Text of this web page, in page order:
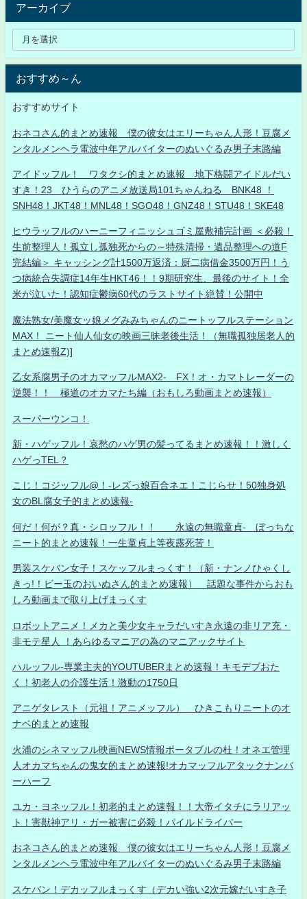
アーカイブ
おすすめ～ん
おすすめサイト
おネコさん的まとめ速報 僕の彼女はエリーちゃん人形！豆腐メ
ンタルメンヘラ電波中年アルバイターのぬいぐるみ男子末路編
アイドッフル！ ワタクシ的まとめ速報 地下格闘アイドルだい
すき！23 ひうらのアニメ放送局101ちゃんねる BNK48 ！
SNH48！JKT48！MNL48！SGO48！GNZ48！STU48！SKE48
ヒウラッフルのハーニーフィニッシュゴミ屋敷補完計画 ＜必殺！
生前整理人！孤立し孤独死からの～特殊清掃・遺品整理への道F
完結編＞ キャッシング計1500万返済：厨二病借金3500万円！う
つ病統合失調症14年生HKT46！！9期研究生、最後のサイト！全
米が泣いた！認知症鬱病60代のラストサイト絶賛！公開中
魔法熟女/美魔女ッ娘メグみみちゃんのニートッフルステーション
MAX！ ニート仙人仙女の映画三昧老後生活！（無職孤独居老人的
まとめ速報Z)]
乙女系腐男子のオカマッフルMAX2- FX！オ・カマトレーダーの
逆襲！！ 極道のオカマたち編（おもしろ動画まとめ速報）
スーパーウンコ！
新・ハゲッフル！哀愁のハゲ男の髪ってるまとめ速報！！激しく
ハゲっTEL？
こじ！コジッフル@！-レズっ娘百合ネエ！こじらせ！50独身処
女のBL腐女子的まとめ速報-
何だ！何が？真・シロッフル！！ 永遠の無職童貞- ぼっちな
ニート的まとめ速報！一生童貞上等夜露死苦！
男装スケバン女子！スケッフルまっくす！（新・ナンノひゃくし
きっ!！ビー玉のおいぬさん的まとめ速報） 話題な事件からおも
しろ動画まで取り上げまっくす
ロボットアニメ！メカと美少女キャラだいすき永遠の非リア充・
非モテ星人 ！あらゆるマニアの為のマニアックサイト
ハルッフル-専業主夫的YOUTUBERまとめ速報！キモデブおた
く！初老人の介護生活！激動の1750日
アニゲタレスト（元祖！アニメッフル） ひきこもりニートのオ
ナベ的まとめ速報
火浦のシネマッフル映画NEWS情報ポータブルの杜！オネエ管理
人オカマちゃんの鬼女的まとめ速報!オカマッフルアタックナンバ
ーハーフ
ユカ・ヨネッフル！初老的まとめ速報！！大帝イタチにラリアッ
ト！害獣神アリ・ガー被害に必殺！パイルドライバー
おネコさん的まとめ速報 僕の彼女はエリーちゃん人形！豆腐メ
ンタルメンヘラ電波中年アルバイターのぬいぐるみ男子末路編
スケバン！デカッフルまっくす（デカい強い2次元嫁だいすき子